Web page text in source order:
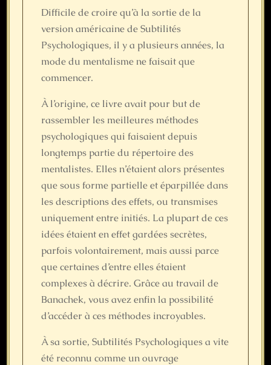
Difficile de croire qu’à la sortie de la
version américaine de Subtilités
Psychologiques, il y a plusieurs années, la
mode du mentalisme ne faisait que
commencer.
À l’origine, ce livre avait pour but de
rassembler les meilleures méthodes
psychologiques qui faisaient depuis
longtemps partie du répertoire des
mentalistes. Elles n’étaient alors présentes
que sous forme partielle et éparpillée dans
les descriptions des effets, ou transmises
uniquement entre initiés. La plupart de ces
idées étaient en effet gardées secrètes,
parfois volontairement, mais aussi parce
que certaines d’entre elles étaient
complexes à décrire. Grâce au travail de
Banachek, vous avez enfin la possibilité
d’accéder à ces méthodes incroyables.
À sa sortie, Subtilités Psychologiques a vite
été reconnu comme un ouvrage